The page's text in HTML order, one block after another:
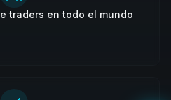
traders en todo el mundo